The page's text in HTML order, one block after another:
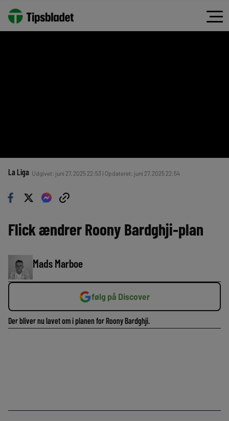
La Liga Udgivet: juni 27, 2025 22:53 | Opdateret: juni 27, 2025 22:54
Flick ændrer Roony Bardghji-plan
Mads Marboe
følg på Discover
Der bliver nu lavet om i planen for Roony Bardghji.